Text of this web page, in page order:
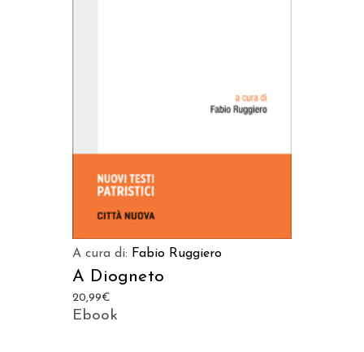
A cura di: Fabio Ruggiero
A Diogneto
20,99€
Ebook